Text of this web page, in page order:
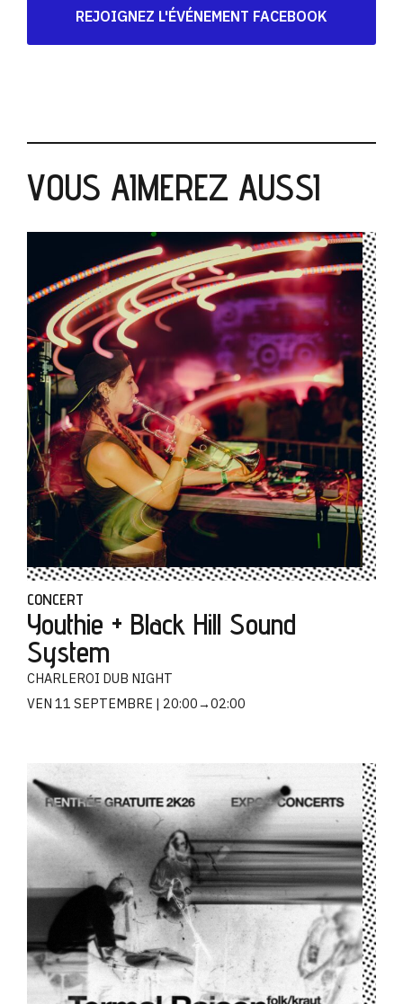
REJOIGNEZ L'ÉVÉNEMENT FACEBOOK
VOUS AIMEREZ AUSSI
CONCERT
Youthie + Black Hill Sound
System
CHARLEROI DUB NIGHT
VEN 11 SEPTEMBRE
20:00→02:00